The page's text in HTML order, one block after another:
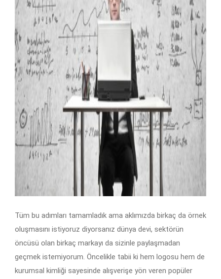
Tüm bu adımları tamamladık ama aklımızda birkaç da örnek
oluşmasını istiyoruz diyorsanız dünya devi, sektörün
öncüsü olan birkaç markayı da sizinle paylaşmadan
geçmek istemiyorum. Öncelikle tabii ki hem logosu hem de
kurumsal kimliği sayesinde alışverişe yön veren popüler